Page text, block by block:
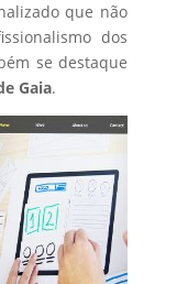
que não
dos
se destaque
Gaia.